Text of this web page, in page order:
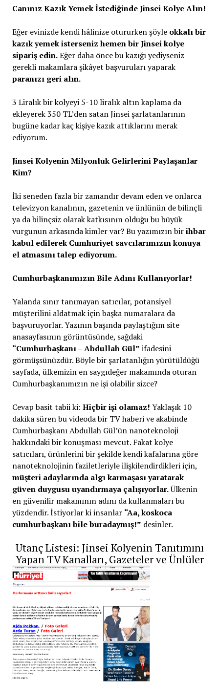
Canınız Kazık Yemek İstediğinde Jinsei Kolye Alın!
Eğer evinizde kendi hâlinize otururken şöyle okkalı bir
kazık yemek isterseniz hemen bir Jinsei kolye
sipariş edin.Eğer daha önce bu kazığı yediyseniz
gerekli makamlara şikâyet başvuruları yaparak
paranızı geri alın.
3 Liralık bir kolyeyi 5-10 liralık altın kaplama da
ekleyerek 350 TL’den satan Jinsei şarlatanlarının
bugüne kadar kaç kişiye kazık attıklarını merak
ediyorum.
Jinsei Kolyenin Milyonluk Gelirlerini Paylaşanlar
Kim?
İki seneden fazla bir zamandır devam eden ve onlarca
televizyon kanalının, gazetenin ve ünlünün de bilinçli
ya da bilinçsiz olarak katkısının olduğu bu büyük
vurgunun arkasında kimler var? Bu yazımızın birihbar
kabul edilerek Cumhuriyet savcılarımızın konuya
el atmasını talep ediyorum.
Cumhurbaşkanımızın Bile Adını Kullanıyorlar!
Yalanda sınır tanımayan satıcılar, potansiyel
müşterilini aldatmak için başka numaralara da
başvuruyorlar. Yazının başında paylaştığım site
anasayfasının görüntüsünde, sağdaki
“Cumhurbaşkanı – Abdullah Gül” ifadesini
görmüşsünüzdür. Böyle bir şarlatanlığın yürütüldüğü
sayfada, ülkemizin en saygıdeğer makamında oturan
Cumhurbaşkanımızın ne işi olabilir sizce?
Cevap basit tabii ki: Hiçbir işi olamaz! Yaklaşık 10
dakika süren bu videoda bir TV haberi ve akabinde
Cumhurbaşkanı Abdullah Gül’ün nanoteknoloji
hakkındaki bir konuşması mevcut. Fakat kolye
satıcıları, ürünlerini bir şekilde kendi kafalarına göre
nanoteknolojinin faziletleriyle ilişkilendirdikleri için,
müşteri adaylarında algı karmaşası yaratarak
güven duygusu uyandırmaya çalışıyorlar.Ülkenin
en güvenilir makamının adını da kullanmaları bu
yüzdendir. İstiyorlar ki insanlar “Aa, koskoca
cumhurbaşkanı bile buradaymış!” desinler.
Utanç Listesi: Jinsei Kolyenin Tanıtımını
Yapan TV Kanalları, Gazeteler ve Ünlüler